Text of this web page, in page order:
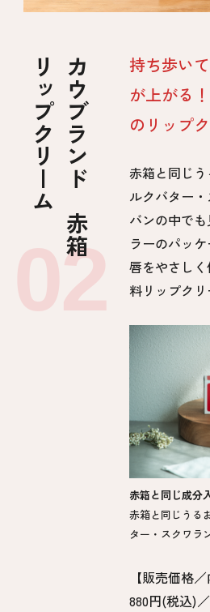
カウブランド 赤箱
リップクリーム
持ち歩い
が上がる
のリップ
赤箱と同じ
ルクバター
バンの中で
ラーのパッケ
唇をやさし
料リップクリ
赤箱と同じ成分
赤箱と同じうる
ター・スクワラ
【販売価格／
880円(税込)